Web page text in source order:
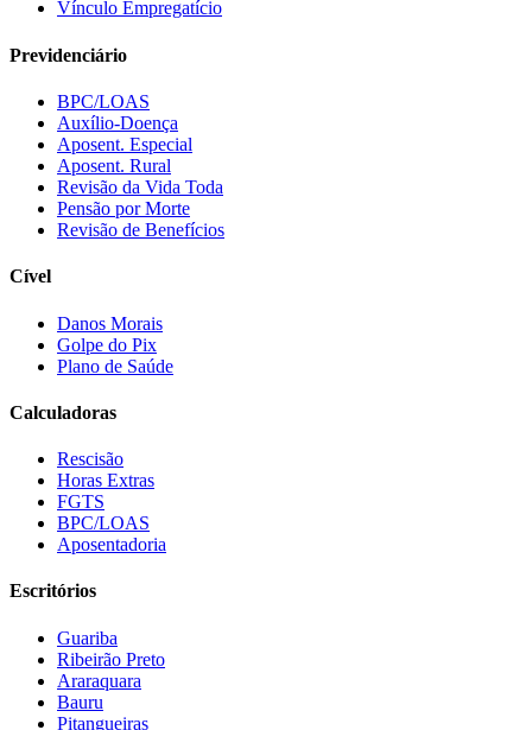
Vínculo Empregatício
Previdenciário
BPC/LOAS
Auxílio-Doença
Aposent. Especial
Aposent. Rural
Revisão da Vida Toda
Pensão por Morte
Revisão de Benefícios
Cível
Danos Morais
Golpe do Pix
Plano de Saúde
Calculadoras
Rescisão
Horas Extras
FGTS
BPC/LOAS
Aposentadoria
Escritórios
Guariba
Ribeirão Preto
Araraquara
Bauru
Pitangueiras